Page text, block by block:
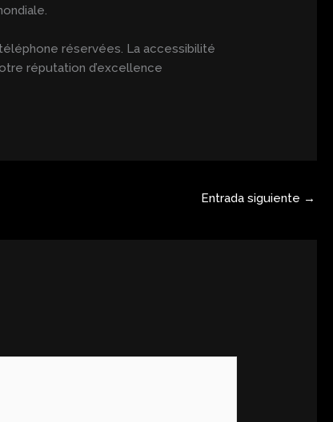
réservées. La accessibilité
réputation d’excellence
Entrada siguiente →